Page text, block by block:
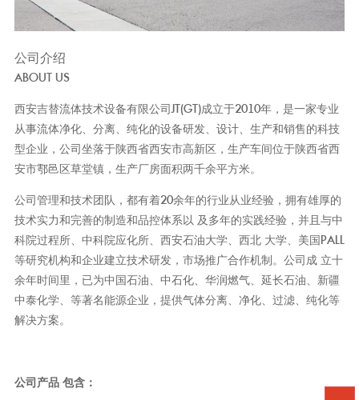
公司介绍
ABOUT US
西安吉替流体技术设备有限公司JT(GT)成立于2010年，是一家专业
从事流体净化、分离、纯化的设备研发、设计、生产和销售的科技
型企业，公司坐落于陕西省西安市高新区，生产车间位于陕西省西
安市鄠邑区草堂镇，生产厂房面积两千余平方米。
公司管理和技术团队，都有着20余年的行业从业经验，拥有雄厚的
技术实力和完善的制造和品控体系以 及多年的实践经验，并且与中
科院过程所、中科院应化所、西安石油大学、西北 大学、美国PALL
等研究机构和企业建立技术研发，市场推广合作机制。公司成 立十
余年时间里，已为中国石油、中石化、华润燃气、延长石油、新疆
中泰化学、等著名能源企业，提供气体分离、净化、过滤、纯化等
解决方案。
公司产品 包含：